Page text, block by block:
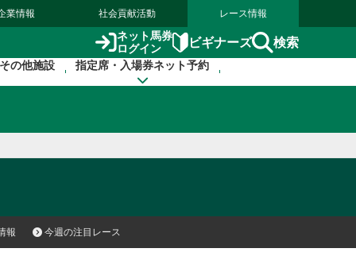
業情報 社会貢献活動 レース情報
ネット馬券
ログイン
ビギナーズ 検索
の他施設 指定席・入場券ネット予約
報 今週の注目レース